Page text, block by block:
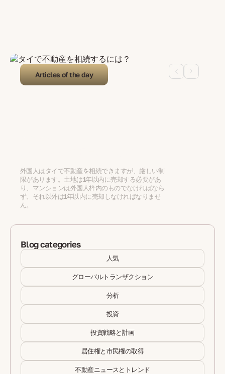
Articles of the day
外国人はタイで不動産を相続できますが、厳しい制
限があります。土地は1年以内に売却する必要があ
り、マンションは外国人枠内のものでなければなら
ず、それ以外は1年以内に売却しなければなりませ
ん。
Blog categories
人気
グローバルトランザクション
分析
投資
投資戦略と計画
居住権と市民権の取得
不動産ニュースとトレンド